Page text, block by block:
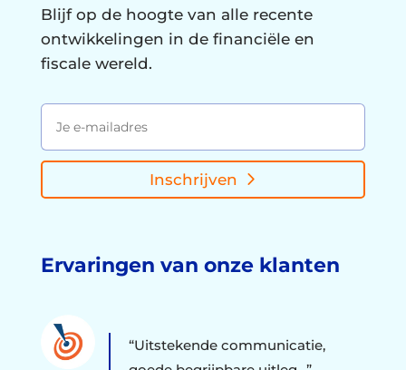
Blijf op de hoogte van alle recente
ontwikkelingen in de financiële en
fiscale wereld.
Inschrijven
Ervaringen van onze klanten
“Uitstekende communicatie,